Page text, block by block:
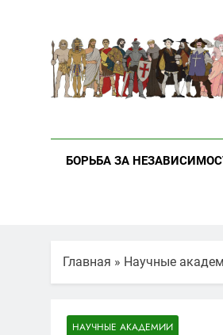
содержимому
БОРЬБА ЗА
Главная » Научные
НАУЧНЫЕ АКАДЕМИИ